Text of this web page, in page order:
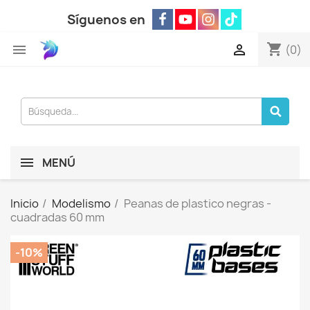
Síguenos en
 shopping_cart (0)

MENÚ
Inicio Modelismo
Peanas de plastico negras -
cuadradas 60 mm
-10%